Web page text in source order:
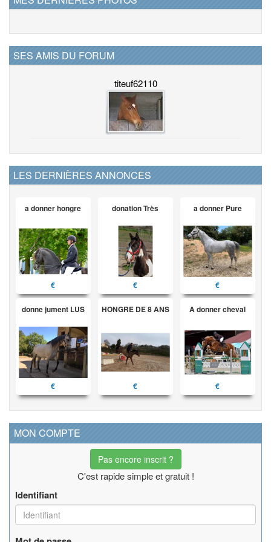
SES AMIS DU FORUM
titeuf62110
LES DERNIÈRES ANNONCES
a donner hongre
€
donation Très
€
a donner Pure
€
donne jument LUS
€
HONGRE DE 8 ANS
€
A donner cheval
€
MON COMPTE
Pas encore inscrit ?
C'est rapide simple et gratuit !
Identifiant